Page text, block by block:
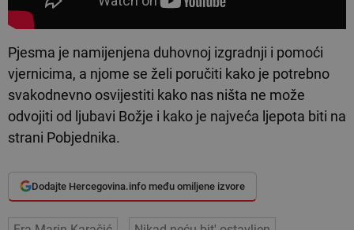
Pjesma je namijenjena duhovnoj izgradnji i pomoći
vjernicima, a njome se želi poručiti kako je potrebno
svakodnevno osvijestiti kako nas ništa ne može
odvojiti od ljubavi Božje i kako je najveća ljepota biti na
strani Pobjednika.
Dodajte Hercegovina.info među omiljene izvore